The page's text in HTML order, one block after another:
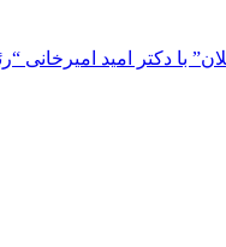
با دکتر امید امیرخانی